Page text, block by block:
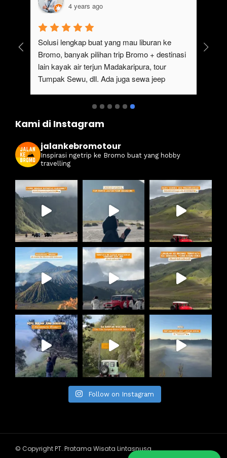
4 years ago
Solusi lengkap buat yang mau liburan ke
Bromo, banyak pilihan trip Bromo + destinasi
lain kayak air terjun Madakaripura, tour
Tumpak Sewu, dll. Ada juga sewa jeep
Kami di Instagram
jalankebromotour
Inspirasi ngetrip ke Bromo buat yang hobby
travelling
Follow on Instagram
© Copyright PT. Pratama Wisata Lintasnusa